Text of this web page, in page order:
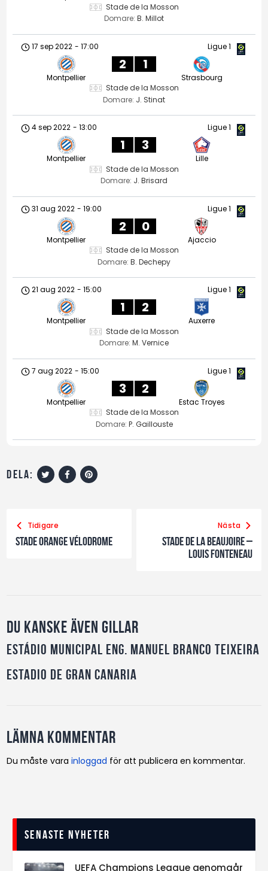
Stade de la Mosson
Domare: B. Millot
Ligue 1
17 sep 2022 - 17:00
Montpellier
2 1
Strasbourg
Stade de la Mosson
Domare: J. Stinat
Ligue 1
4 sep 2022 - 13:00
Montpellier
1 3
Lille
Stade de la Mosson
Domare: J. Brisard
Ligue 1
31 aug 2022 - 19:00
Montpellier
2 0
Ajaccio
Stade de la Mosson
Domare: B. Dechepy
Ligue 1
21 aug 2022 - 15:00
Montpellier
1 2
Auxerre
Stade de la Mosson
Domare: M. Vernice
Ligue 1
7 aug 2022 - 15:00
Montpellier
3 2
Estac Troyes
Stade de la Mosson
Domare: P. Gaillouste
dela:
Tidigare
Stade Orange Vélodrome
Nästa
Stade de la Beaujoire –
Louis Fonteneau
Du kanske även gillar
Estádio Municipal Eng. Manuel Branco Teixeira
Estadio de Gran Canaria
Lämna kommentar
Du måste varainloggad för att publicera en kommentar.
Senaste nyheter
UEFA Champions League genomgår